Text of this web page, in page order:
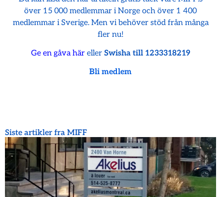
över 15 000 medlemmar i Norge och över 1 400
medlemmar i Sverige. Men vi behöver stöd från många
fler nu!
Ge en gåva häreller Swisha till 1233318219
Bli medlem
Siste artikler fra MIFF